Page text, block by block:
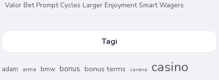
Valor Bet Prompt Cycles Larger Enjoyment Smart Wagers
Tagi
adam anna bmw bonus bonus terms carrera casino